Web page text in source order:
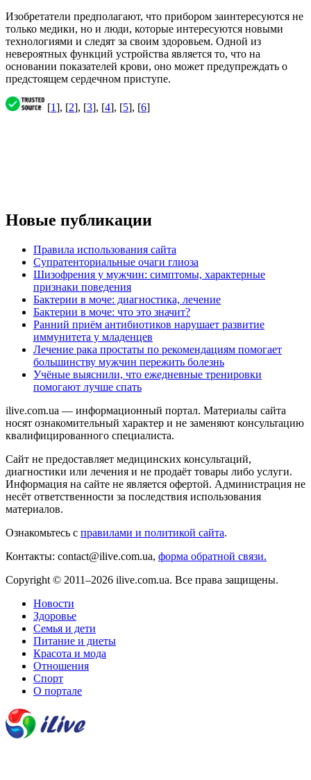
Изобретатели предполагают, что прибором заинтересуются не
только медики, но и люди, которые интересуются новыми
технологиями и следят за своим здоровьем. Одной из
невероятных функций устройства является то, что на
основании показателей крови, оно может предупреждать о
предстоящем сердечном приступе.
[1], [2], [3], [4], [5], [6]
Новые публикации
Правила использования сайта
Супратенториальные очаги глиоза
Шизофрения у мужчин: симптомы, характерные
признаки поведения
Бактерии в моче: диагностика, лечение
Бактерии в моче: что это значит?
Ранний приём антибиотиков нарушает развитие
иммунитета у младенцев
Лечение рака простаты по рекомендациям помогает
большинству мужчин пережить болезнь
Учёные выяснили, что ежедневные тренировки
помогают лучше спать
ilive.com.ua — информационный портал. Материалы сайта
носят ознакомительный характер и не заменяют консультацию
квалифицированного специалиста.
Сайт не предоставляет медицинских консультаций,
диагностики или лечения и не продаёт товары либо услуги.
Информация на сайте не является офертой. Администрация не
несёт ответственности за последствия использования
материалов.
Ознакомьтесь с правилами и политикой сайта.
Контакты: contact@ilive.com.ua, форма обратной связи.
Copyright © 2011–2026 ilive.com.ua. Все права защищены.
Новости
Здоровье
Семья и дети
Питание и диеты
Красота и мода
Отношения
Спорт
О портале